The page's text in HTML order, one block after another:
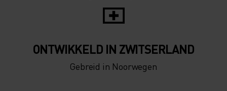
ONTWIKKELD IN ZWITSERLAND
Gebreid in Noorwegen